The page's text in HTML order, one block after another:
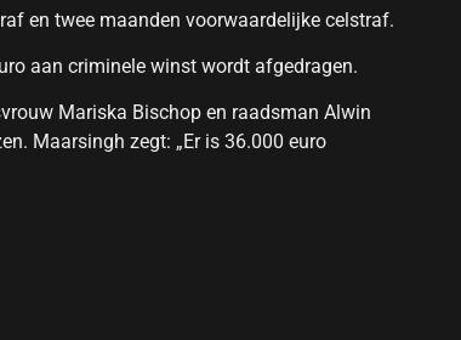
en twee maanden voorwaardelijke celstraf.
aan criminele winst wordt afgedragen.
Mariska Bischop en raadsman Alwin
Maarsingh zegt: „Er is 36.000 euro